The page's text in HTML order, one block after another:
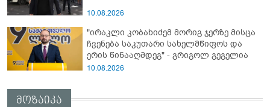
10.08.2026
"ირაკლი კობახიძემ მორიგ ჯერზე მისცა
ჩვენება საკუთარი სახელმწიფოს და
ერის წინააღმდეგ" - გრიგოლ გეგელია
10.08.2026
მოზაიკა